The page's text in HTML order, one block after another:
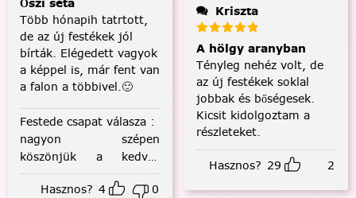
Több hónapih tatrtott,
de az új festékek jól
bírták. Elégedett vagyok
a képpel is, már fent van
a falon a többivel.🙂
Festede csapat válasza :
nagyon szépen
köszönjük a kedves
visszajelzést! :)
Hasznos? 4 0
Kriszta
A hölgy aranyban
Tényleg nehéz volt, de
az új festékek soklal
jobbak és bőségesek.
Kicsit kidolgoztam a
részleteket.
Hasznos? 29 2